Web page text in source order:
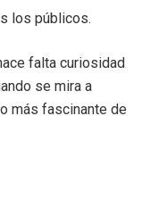
los públicos.
falta curiosidad
se mira a
más fascinante de